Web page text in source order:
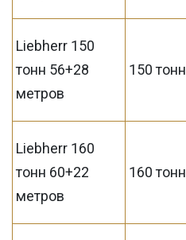
Liebherr 150
тонн 56+28
метров
150 тонн
Liebherr 160
тонн 60+22
метров
160 тонн